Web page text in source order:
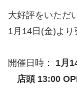
大好評をいただ
1月14日(金)より
開催日時： 1月
店頭 13:00